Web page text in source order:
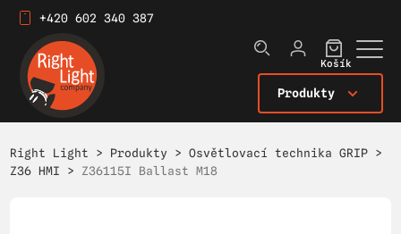
+420 602 340 387
Produkty
Košík
Right Light > Produkty >Osvětlovací technika GRIP >
Z36 HMI > Z36115I Ballast M18